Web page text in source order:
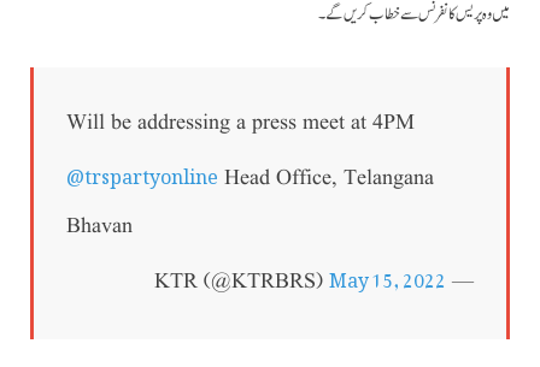
میں وہ پریس کانفرنس سے خطاب کریں گے۔
Will be addressing a press meet at 4PM
@trspartyonline Head Office, Telangana
Bhavan
— KTR (@KTRBRS)
May 15, 2022